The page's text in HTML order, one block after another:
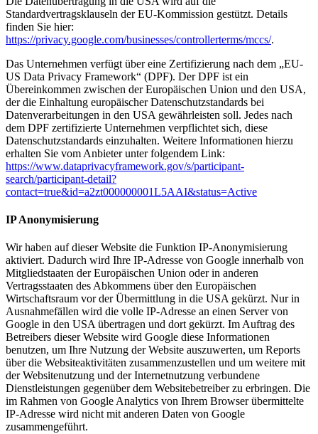
Standardvertragsklauseln der EU-Kommission gestützt. Details
finden Sie hier:
https://privacy.google.com/businesses/controllerterms/mccs/.
Das Unternehmen verfügt über eine Zertifizierung nach dem „EU-
US Data Privacy Framework“ (DPF). Der DPF ist ein
Übereinkommen zwischen der Europäischen Union und den USA,
der die Einhaltung europäischer Datenschutzstandards bei
Datenverarbeitungen in den USA gewährleisten soll. Jedes nach
dem DPF zertifizierte Unternehmen verpflichtet sich, diese
Datenschutzstandards einzuhalten. Weitere Informationen hierzu
erhalten Sie vom Anbieter unter folgendem Link:
https://www.dataprivacyframework.gov/s/participant-
search/participant-detail?
contact=true&id=a2zt000000001L5AAI&status=Active
IP Anonymisierung
Wir haben auf dieser Website die Funktion IP-Anonymisierung
aktiviert. Dadurch wird Ihre IP-Adresse von Google innerhalb von
Mitgliedstaaten der Europäischen Union oder in anderen
Vertragsstaaten des Abkommens über den Europäischen
Wirtschaftsraum vor der Übermittlung in die USA gekürzt. Nur in
Ausnahmefällen wird die volle IP-Adresse an einen Server von
Google in den USA übertragen und dort gekürzt. Im Auftrag des
Betreibers dieser Website wird Google diese Informationen
benutzen, um Ihre Nutzung der Website auszuwerten, um Reports
über die Websiteaktivitäten zusammenzustellen und um weitere mit
der Websitenutzung und der Internetnutzung verbundene
Dienstleistungen gegenüber dem Websitebetreiber zu erbringen. Die
im Rahmen von Google Analytics von Ihrem Browser übermittelte
IP-Adresse wird nicht mit anderen Daten von Google
zusammengeführt.